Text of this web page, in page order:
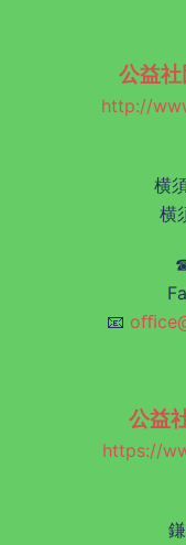
公益
http://
横
横
📧
公益
https://